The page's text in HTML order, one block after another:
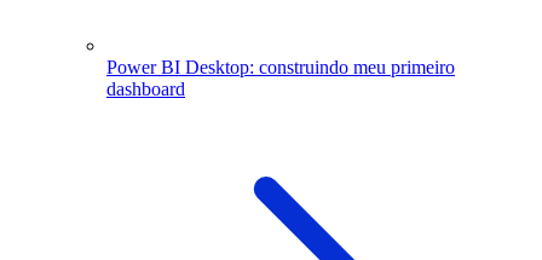
Power BI Desktop: construindo meu primeiro
dashboard